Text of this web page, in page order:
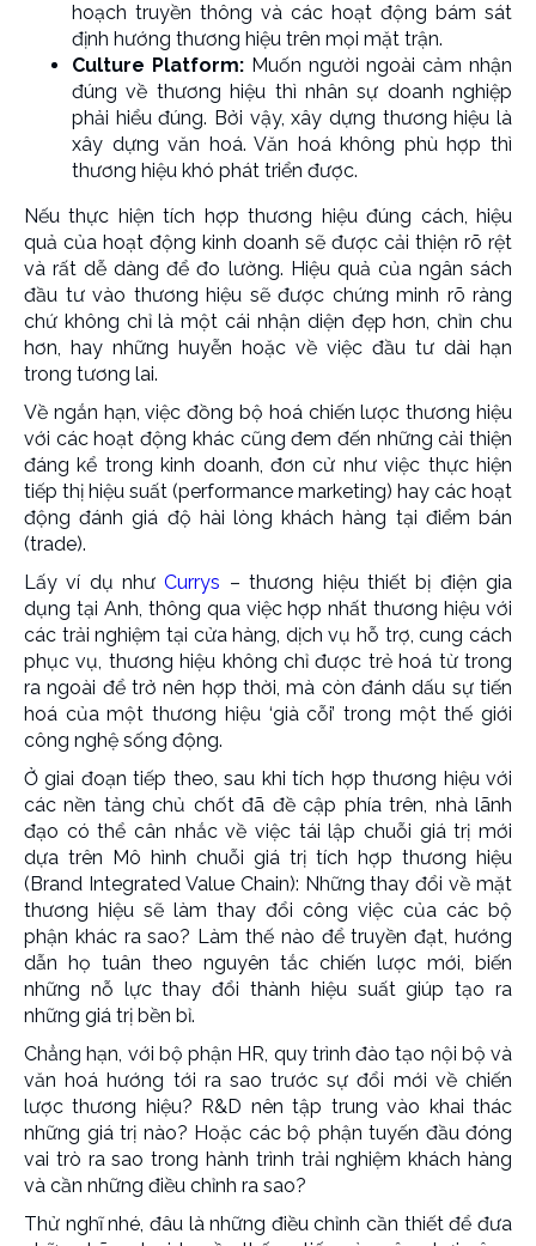
hoạch truyền thông và các hoạt động bám sát
định hướng thương hiệu trên mọi mặt trận.
Culture Platform: Muốn người ngoài cảm nhận
đúng về thương hiệu thì nhân sự doanh nghiệp
phải hiểu đúng. Bởi vậy, xây dựng thương hiệu là
xây dựng văn hoá. Văn hoá không phù hợp thì
thương hiệu khó phát triển được.
Nếu thực hiện tích hợp thương hiệu đúng cách, hiệu
quả của hoạt động kinh doanh sẽ được cải thiện rõ rệt
và rất dễ dàng để đo lường. Hiệu quả của ngân sách
đầu tư vào thương hiệu sẽ được chứng minh rõ ràng
chứ không chỉ là một cái nhận diện đẹp hơn, chỉn chu
hơn, hay những huyễn hoặc về việc đầu tư dài hạn
trong tương lai.
Về ngắn hạn, việc đồng bộ hoá chiến lược thương hiệu
với các hoạt động khác cũng đem đến những cải thiện
đáng kể trong kinh doanh, đơn cử như việc thực hiện
tiếp thị hiệu suất (performance marketing) hay các hoạt
động đánh giá độ hài lòng khách hàng tại điểm bán
(trade).
Lấy ví dụ nhưCurrys – thương hiệu thiết bị điện gia
dụng tại Anh, thông qua việc hợp nhất thương hiệu với
các trải nghiệm tại cửa hàng, dịch vụ hỗ trợ, cung cách
phục vụ, thương hiệu không chỉ được trẻ hoá từ trong
ra ngoài để trở nên hợp thời, mà còn đánh dấu sự tiến
hoá của một thương hiệu ‘già cỗi’ trong một thế giới
công nghệ sống động.
Ở giai đoạn tiếp theo, sau khi tích hợp thương hiệu với
các nền tảng chủ chốt đã đề cập phía trên, nhà lãnh
đạo có thể cân nhắc về việc tái lập chuỗi giá trị mới
dựa trên Mô hình chuỗi giá trị tích hợp thương hiệu
(Brand Integrated Value Chain): Những thay đổi về mặt
thương hiệu sẽ làm thay đổi công việc của các bộ
phận khác ra sao? Làm thế nào để truyền đạt, hướng
dẫn họ tuân theo nguyên tắc chiến lược mới, biến
những nỗ lực thay đổi thành hiệu suất giúp tạo ra
những giá trị bền bỉ.
Chẳng hạn, với bộ phận HR, quy trình đào tạo nội bộ và
văn hoá hướng tới ra sao trước sự đổi mới về chiến
lược thương hiệu? R&D nên tập trung vào khai thác
những giá trị nào? Hoặc các bộ phận tuyến đầu đóng
vai trò ra sao trong hành trình trải nghiệm khách hàng
và cần những điều chỉnh ra sao?
Thử nghĩ nhé, đâu là những điều chỉnh cần thiết để đưa